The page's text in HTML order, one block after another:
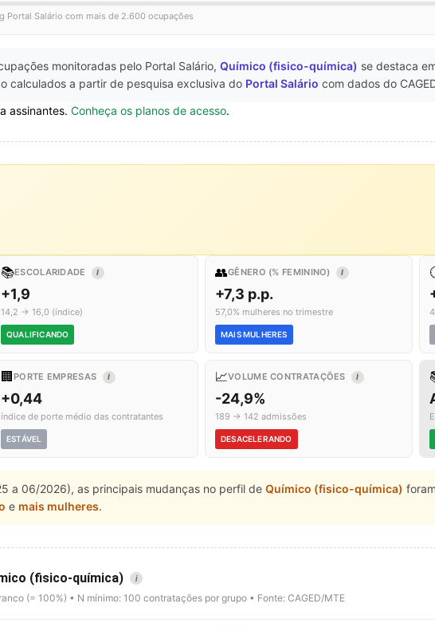
Portal Salário com mais de 2.600 ocupações
monitoradas pelo Portal Salário, Químico (fisico-química) se destaca
calculados a partir de pesquisa exclusiva do Portal Salário com dados do
assinantes. Conheça os planos de acesso.
📚ESCOLARIDADE I
+1,9
14,2 → 16,0 (índice)
QUALIFICANDO
👥GÊNERO (% FEMININO) I
+7,3 p.p.
57,0% mulheres no trimestre
MAIS MULHERES
🏢 PORTE EMPRESAS I
+0,44
índice de porte médio das contratantes
ESTÁVEL
📈VOLUME CONTRATAÇÕES I
-24,9%
189 → 142 admissões
DESACELERANDO
a 06/2026), as principais mudanças no perfil de Químico (fisico-química)
e mais mulheres.
(fisico-química) i
(= 100%) • N mínimo: 100 contratações por grupo • Fonte: CAGED/MTE